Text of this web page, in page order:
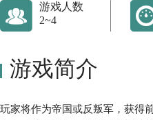
游戏人数
2~4
游戏简介
玩家将作为帝国或反叛军，获得